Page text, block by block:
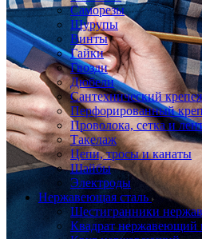
Саморезы
Шурупы
Винты
Гайки
Гвозди
Дюбели
Сантехнический
Перфорированный
Проволока, сетка и
Такелаж
Цепи, тросы и канаты
Шайбы
Электроды
Нержавеющая сталь
Шестигранники
Квадрат нержавеющий